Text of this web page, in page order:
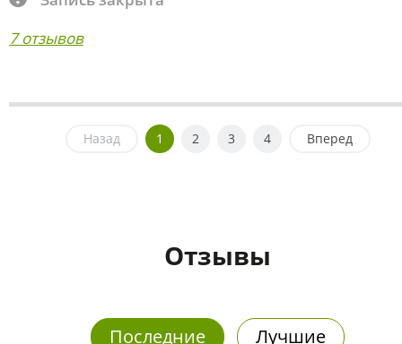
7 отзывов
Назад 1 2 3 4 Вперед
Отзывы
Последние Лучшие